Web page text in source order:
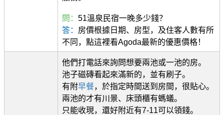
問： 51溫泉民宿一晚多少錢？
答： 房價根據日期、房型，及住客人數有所
不同，點這裡看Agoda最新的優惠價格！
他們打電話來詢問想要兩池或一池的房。
池子磁磚看起來滿新的，並有刷子。
有附早餐，於指定時間送到房間，很貼心。
兩池的才有川景、床頭櫃有螞蟻。
只能收現，還好附近有7-11可以領錢。